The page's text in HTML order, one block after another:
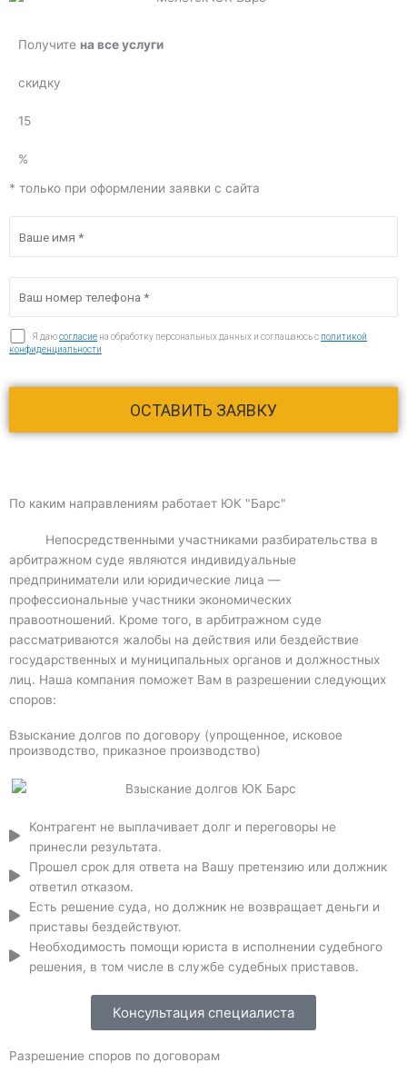
Получите на все услуги
скидку
15
%
* только при оформлении заявки с сайта
Я даюсогласие на обработку персональных данных и соглашаюсь c политикой
конфиденциальности
По каким направлениям работает ЮК "Барс"
Непосредственными участниками разбирательства в
арбитражном суде являются индивидуальные
предприниматели или юридические лица —
профессиональные участники экономических
правоотношений. Кроме того, в арбитражном суде
рассматриваются жалобы на действия или бездействие
государственных и муниципальных органов и должностных
лиц. Наша компания поможет Вам в разрешении следующих
споров:
Взыскание долгов по договору (упрощенное, исковое
производство, приказное производство)
Контрагент не выплачивает долг и переговоры не
принесли результата.
Прошел срок для ответа на Вашу претензию или должник
ответил отказом.
Есть решение суда, но должник не возвращает деньги и
приставы бездействуют.
Необходимость помощи юриста в исполнении судебного
решения, в том числе в службе судебных приставов.
Консультация специалиста
Разрешение споров по договорам